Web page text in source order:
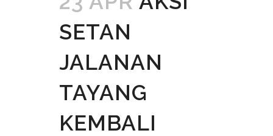
SETAN
JALANAN
TAYANG
KEMBALI